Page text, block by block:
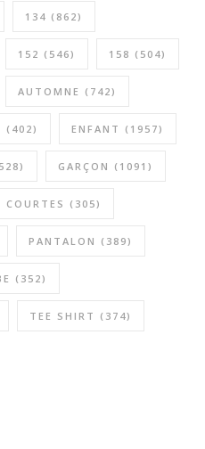
134 (862)
152 (546) 158 (504)
AUTOMNE (742)
(402) ENFANT (1957)
GARÇON (1091)
COURTES (305)
PANTALON (389)
(352)
TEE SHIRT (374)